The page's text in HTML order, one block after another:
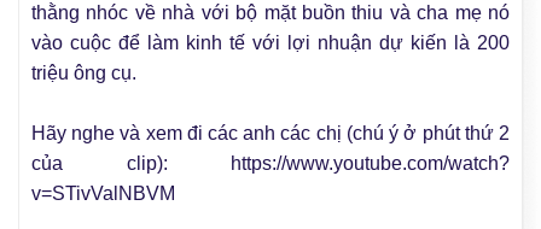
thằng nhóc về nhà với bộ mặt buồn thiu và cha mẹ nó
vào cuộc để làm kinh tế với lợi nhuận dự kiến là 200
triệu ông cụ.
Hãy nghe và xem đi các anh các chị (chú ý ở phút thứ 2
của clip):
https://www.youtube.com/watch?
v=STivValNBVM